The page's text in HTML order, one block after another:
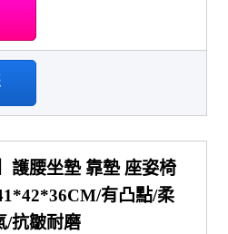
護腰坐墊 靠墊 座姿椅
有凸點/柔
/抗皺耐磨